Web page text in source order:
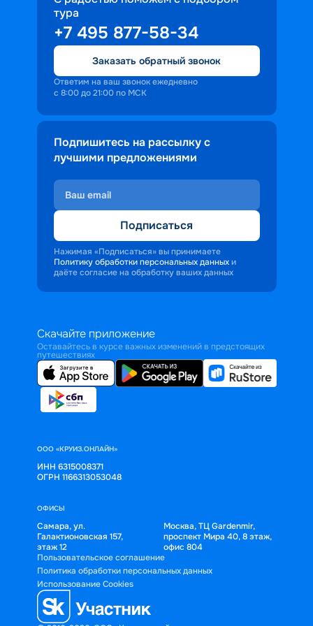
путевки онлайн и проверьте сами,
насколько захватывающими могут
быть круизы из Саратова в 2026 году.
тура
+7 495 877-58-34
Заказать обратный звонок
Ответим на ваш звонок ежедневно
с 8:00 до 21:00 по МСК
Подпишитесь на рассылку с
лучшими предложениями
Подписаться
Нажимая «Подписаться» вы принимаете
Политику обработки персональных данных и
даёте согласие на обработку ваших данных
Скачайте приложение
Оставайтесь в курсе важных изменений в предстоящих
путешествиях
ООО «КРУИЗ.ОНЛАЙН»
ИНН 6315008371
ОГРН 1166313053048
ОФИСЫ
Самара, ул.
Галактионовская 157,
этаж 12
Москва, ТЦ Gardenmir,
проспект Мира 40, 8 этаж,
офис 804
Пользовательское соглашение
Политика обработки персональных данных
Использование Cookies